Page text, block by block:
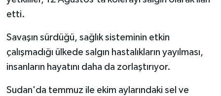
etti.
Savaşın sürdüğü, sağlık sisteminin etkin
çalışmadığı ülkede salgın hastalıkların yayılması,
insanların hayatını daha da zorlaştırıyor.
Sudan'da temmuz ile ekim aylarındaki sel ve
Düzce Müftülüğü
YAŞAM